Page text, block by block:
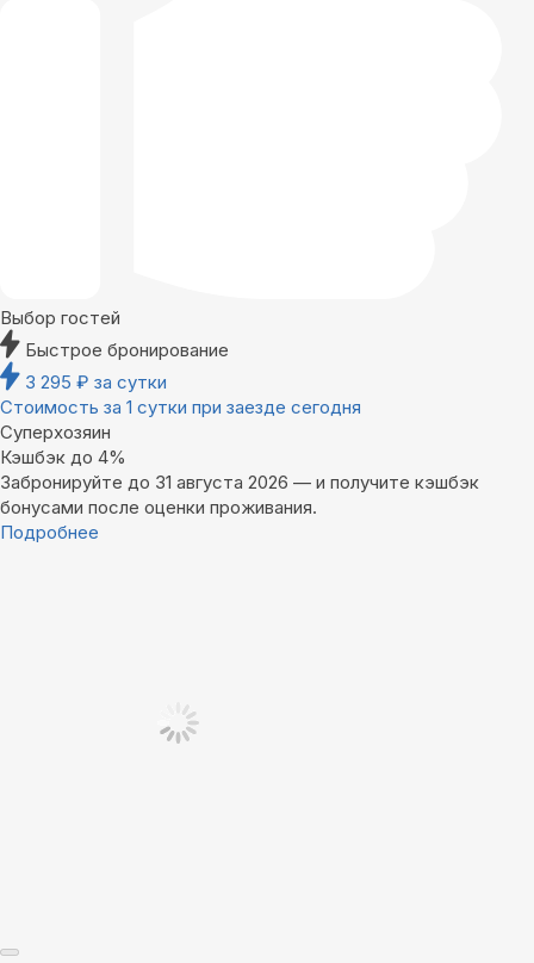
Выбор гостей
Быстрое бронирование
3 295 ₽ за сутки
Стоимость за 1 сутки при заезде сегодня
Суперхозяин
Кэшбэк до 4%
Забронируйте до 31 августа 2026 — и получите кэшбэк
бонусами после оценки проживания.
Подробнее